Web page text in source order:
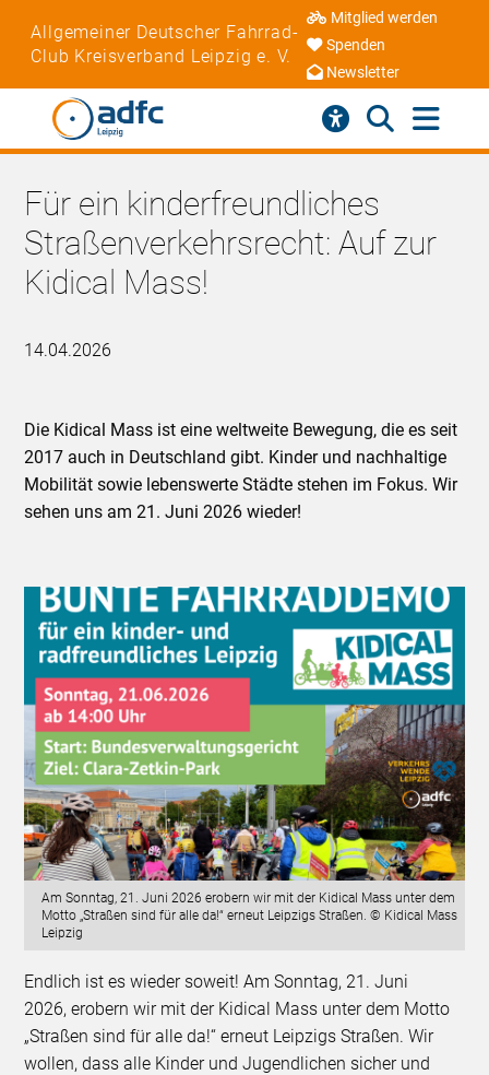
Allgemeiner Deutscher Fahrrad-
Club Kreisverband Leipzig e. V.
Mitglied werden
Spenden
Newsletter
Für ein kinderfreundliches
Straßenverkehrsrecht: Auf zur
Kidical Mass!
14.04.2026
Die Kidical Mass ist eine weltweite Bewegung, die es seit
2017 auch in Deutschland gibt. Kinder und nachhaltige
Mobilität sowie lebenswerte Städte stehen im Fokus. Wir
sehen uns am 21. Juni 2026 wieder!
Am Sonntag, 21. Juni 2026 erobern wir mit der Kidical Mass unter dem
Motto „Straßen sind für alle da!“ erneut Leipzigs Straßen. © Kidical Mass
Leipzig
Endlich ist es wieder soweit! Am Sonntag, 21. Juni
2026, erobern wir mit der Kidical Mass unter dem Motto
„Straßen sind für alle da!“ erneut Leipzigs Straßen. Wir
wollen, dass alle Kinder und Jugendlichen sicher und